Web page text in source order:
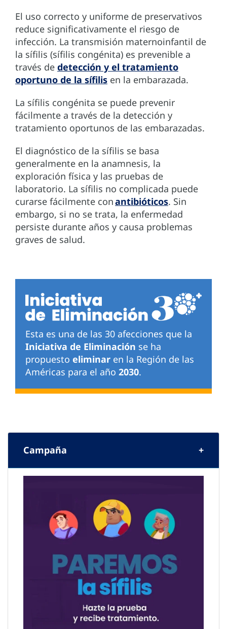
El uso correcto y uniforme de preservativos
reduce significativamente el riesgo de
infección. La transmisión maternoinfantil de
la sífilis (sífilis congénita) es prevenible a
través de detección y el tratamiento
oportuno de la sífilis en la embarazada.
La sífilis congénita se puede prevenir
fácilmente a través de la detección y
tratamiento oportunos de las embarazadas.
El diagnóstico de la sífilis se basa
generalmente en la anamnesis, la
exploración física y las pruebas de
laboratorio. La sífilis no complicada puede
curarse fácilmente conantibióticos. Sin
embargo, si no se trata, la enfermedad
persiste durante años y causa problemas
graves de salud.
Esta es una de las 30 afecciones que la
Iniciativa de Eliminación se ha
propuesto eliminar en la Región de las
Américas para el año 2030.
Campaña